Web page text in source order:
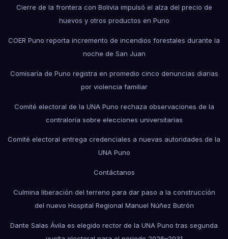
Cierre de la frontera con Bolivia impulsó el alza del precio de
huevos y otros productos en Puno
COER Puno reporta incremento de incendios forestales durante la
noche de San Juan
Comisaría de Puno registra en promedio cinco denuncias diarias
por violencia familiar
Comité electoral de la UNA Puno rechaza observaciones de la
contraloría sobre elecciones universitarias
Comité electoral entrega credenciales a nuevas autoridades de la
UNA Puno
Contáctanos
Culmina liberación del terreno para dar paso a la construcción
del nuevo Hospital Regional Manuel Núñez Butrón
Dante Salas Ávila es elegido rector de la UNA Puno tras segunda